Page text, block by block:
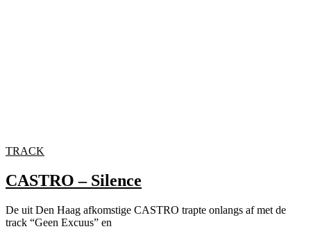
TRACK
CASTRO – Silence
De uit Den Haag afkomstige CASTRO trapte onlangs af met de
track “Geen Excuus” en